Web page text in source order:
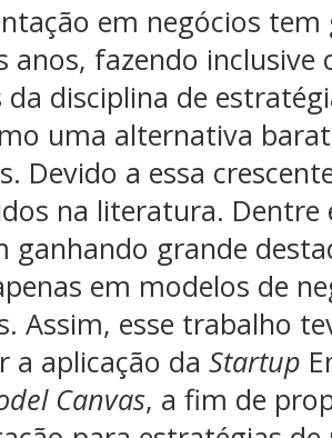
em negócios
anos, fazendo inclusive
disciplina de
uma alternativa
Devido a essa
na literatura.
ganhando grande
em modelos de
Assim, esse trabalho
a aplicação da Startup
Canvas, a fim de